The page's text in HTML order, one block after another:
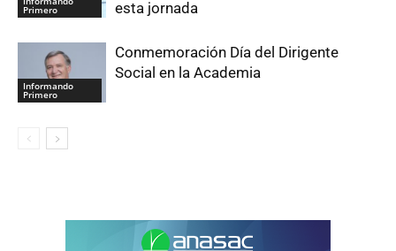
Primero
esta jornada
Informando
Primero
Conmemoración Día del Dirigente
Social en la Academia